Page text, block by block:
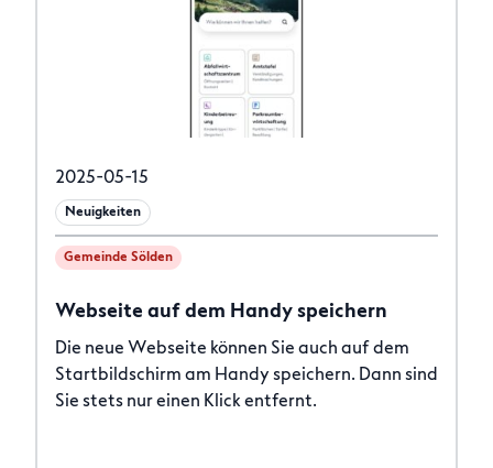
2025-05-15
Neuigkeiten
Gemeinde Sölden
Webseite auf dem Handy speichern
Die neue Webseite können Sie auch auf dem
Startbildschirm am Handy speichern. Dann sind
Sie stets nur einen Klick entfernt.